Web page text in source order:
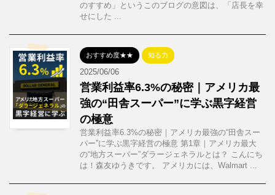
のすすめ」というこのブログの意図は、「店長を幸
せにした ...
おすすめ度★★ 知る力
2025/06/06
営業利益率6.3%の秘密｜アメリカ最
強の“田舎スーパー”に学ぶ黒字経営
の極意
営業利益率6.3%の秘密｜アメリカ最強の“田舎スー
パー”に学ぶ黒字経営の極意 第1章｜アメリカ最大
の“地方スーパー”ダラージェネラルとは？ こんにち
は！森友ゆうきです。 アメリカには、Walmart ...